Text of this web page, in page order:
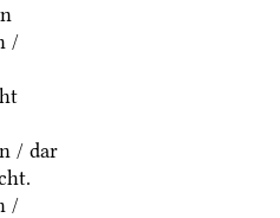
/ dar